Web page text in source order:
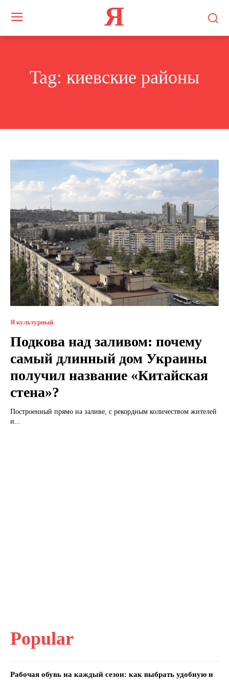
Я
Tag: киевские районы
Я культурный
Подкова над заливом: почему
самый длинный дом Украины
получил название «Китайская
стена»?
Построенный прямо на заливе, с рекордным количеством жителей
и...
Popular
Рабочая обувь на каждый сезон: как выбрать удобную и